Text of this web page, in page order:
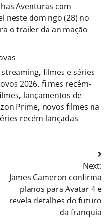
Aventuras com
neste domingo (28) no
o trailer da animação
streaming, filmes e séries
2026, filmes recém-
, lançamentos de
Prime, novos filmes na
recém-lançadas
Next:
James Cameron confirma
planos para Avatar 4 e
revela detalhes do futuro
da franquia